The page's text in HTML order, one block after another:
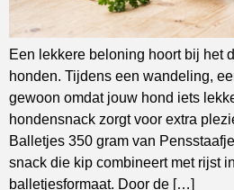
Een lekkere beloning hoort bij het
honden. Tijdens een wandeling,
gewoon omdat jouw hond iets
hondensnack zorgt voor extra
Balletjes 350 gram van
snack die kip combineert met rijst
balletjesformaat. Door de […]